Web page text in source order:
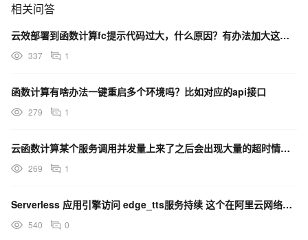
相关问答
云效部署到函数计算fc提示代码过大，什么原因？有办法加大这个限制吗？
337 1
函数计算有啥办法一键重启多个环境吗？比如对应的api接口
279 1
云函数计算某个服务调用并发量上来了之后会出现大量的超时情况，这种有啥办法解决吗？
269 1
Serverless 应用引擎访问 edge_tts服务持续 这个在阿里云网络上有什么办法解决吗？
540 0